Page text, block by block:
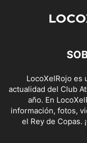
LocoXelRojo es
actualidad del Club
año. En
información, fotos,
el Rey de Copas.